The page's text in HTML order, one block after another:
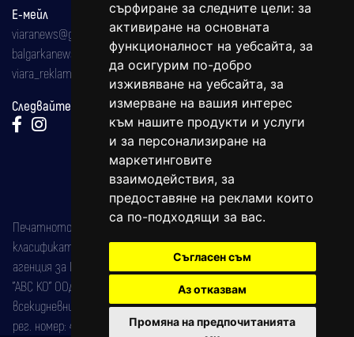
сърфиране за следните цели: за
активиране на основната
функционалност на уебсайта, за
да осигурим по-добро
изживяване на уебсайта, за
измерване на вашия интерес
към нашите продукти и услуги
и за персонализиране на
маркетинговите
взаимодействия, за
предоставяне на реклами които
са по-подходящи за вас.
Съгласен съм
Аз отказвам
Промяна на предпочитанията
Е-мейл
viaranews@gmail.com
balgarkanews@gmail.com
viara_reklama@mail.bg
Следвайте ни:
Печатното издание на вестника е регистрирано в националния
класификатор на печатните издания (Българска национална
агенция за ISSN) под номер: ISSN 1312-4722.
"АВС КО" ООД е притежател на марката: Вяра информационен
всекидневник на югозападна България, със свидетелство за марка
рег. номер: 47857/11.05.2004 година.